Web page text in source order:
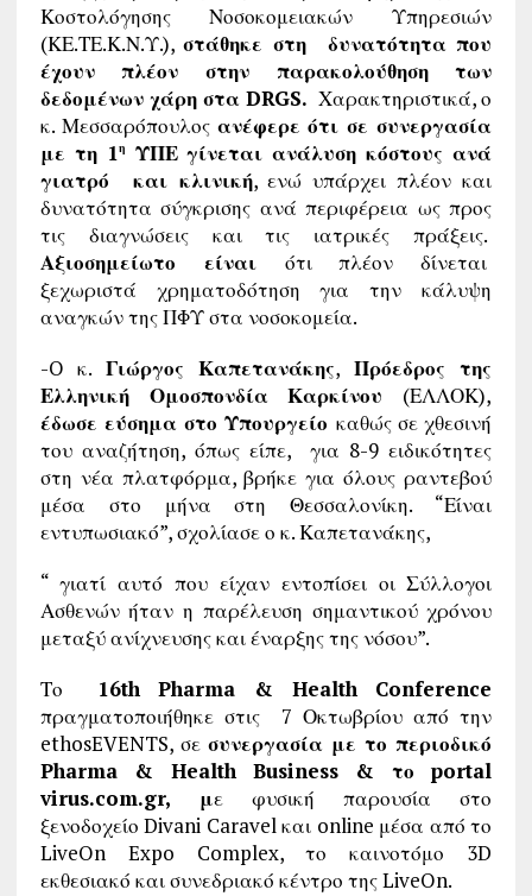
Κοστολόγησης Νοσοκομειακών Υπηρεσιών
(ΚΕ.ΤΕ.Κ.Ν.Υ.),στάθηκε στη δυνατότητα που
έχουν πλέον στην παρακολούθηση των
δεδομένων χάρη στα DRGS. Χαρακτηριστικά, ο
κ. Μεσσαρόπουλος ανέφερε ότι σε συνεργασία
με τη 1η
ΥΠΕ γίνεται ανάλυση κόστους ανά
γιατρό και κλινική, ενώ υπάρχει πλέον και
δυνατότητα σύγκρισης ανά περιφέρεια ως προς
τις διαγνώσεις και τις ιατρικές πράξεις.
Αξιοσημείωτο είναι ότι πλέον δίνεται
ξεχωριστά χρηματοδότηση για την κάλυψη
αναγκών της ΠΦΥ στα νοσοκομεία.
-O κ. Γιώργος Καπετανάκης, Πρόεδρος της
Ελληνική Ομοσπονδία Καρκίνου (ΕΛΛΟΚ),
έδωσε εύσημα στο Υπουργείο καθώς σε χθεσινή
του αναζήτηση, όπως είπε, για 8-9 ειδικότητες
στη νέα πλατφόρμα, βρήκε για όλους ραντεβού
μέσα στο μήνα στη Θεσσαλονίκη. “Είναι
εντυπωσιακό”, σχολίασε ο κ. Καπετανάκης,
“ γιατί αυτό που είχαν εντοπίσει οι Σύλλογοι
Ασθενών ήταν η παρέλευση σημαντικού χρόνου
μεταξύ ανίχνευσης και έναρξης της νόσου”.
Το 16th Pharma & Health Conference
πραγματοποιήθηκε στις 7 Οκτωβρίου από την
ethosEVENTS, σε συνεργασία με το περιοδικό
Pharma & Health Business & το portal
virus.com.gr, με φυσική παρουσία στο
ξενοδοχείο Divani Caravel και online μέσα από το
LiveOn Expo Complex, το καινοτόμο 3D
εκθεσιακό και συνεδριακό κέντρο της LiveOn.